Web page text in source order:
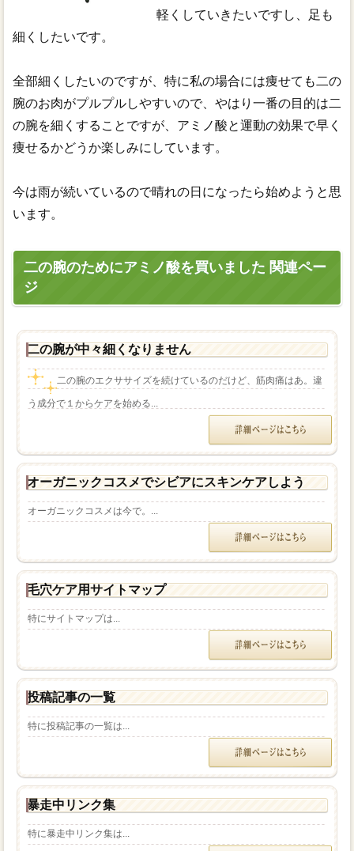
軽くしていきたいですし、足も
細くしたいです。
全部細くしたいのですが、特に私の場合には痩せても二の
腕のお肉がプルプルしやすいので、やはり一番の目的は二
の腕を細くすることですが、アミノ酸と運動の効果で早く
痩せるかどうか楽しみにしています。
今は雨が続いているので晴れの日になったら始めようと思
います。
二の腕のためにアミノ酸を買いました 関連ペー
ジ
二の腕が中々細くなりません
二の腕のエクササイズを続けているのだけど、筋肉痛はあ。違
う成分で１からケアを始める...
オーガニックコスメでシビアにスキンケアしよう
オーガニックコスメは今で。...
毛穴ケア用サイトマップ
特にサイトマップは...
投稿記事の一覧
特に投稿記事の一覧は...
暴走中リンク集
特に暴走中リンク集は...